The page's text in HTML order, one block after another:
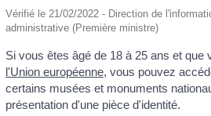
Vérifié le 21/02/2022 - Direction de
administrative (Première ministre)
Si vous êtes âgé de 18 à 25 ans et que
l'Union européenne, vous pouvez
certains musées et monuments
présentation d'une pièce d'identité.